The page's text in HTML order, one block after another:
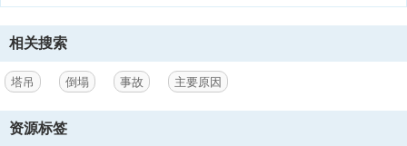
施工现场用塔吊吊住砼泵输送管打砼且随意回转等等。3. 操作人员对设
备日常检查、保养不够，致使塔吊存在机械方面的安全隐患。如对塔吊
力矩限制器性能了解不够，对其是否真正起作用不清楚，致使在其失效
的情况下，误以为其工作正常而导致事故。忽视了人的因素，如在什么
幅度、能够吊多重，心中无底或不明确。4. 对操作和指挥人员教育培训
安全意识方面的持续培训和提高，忽视了对指挥人员的持续培训。三.
塔吊产品本身质量问题造成事故的原因1. 设计问题。力矩限制器的设计
相关搜索
塔吊 倒塌 事故 主要原因
资源标签